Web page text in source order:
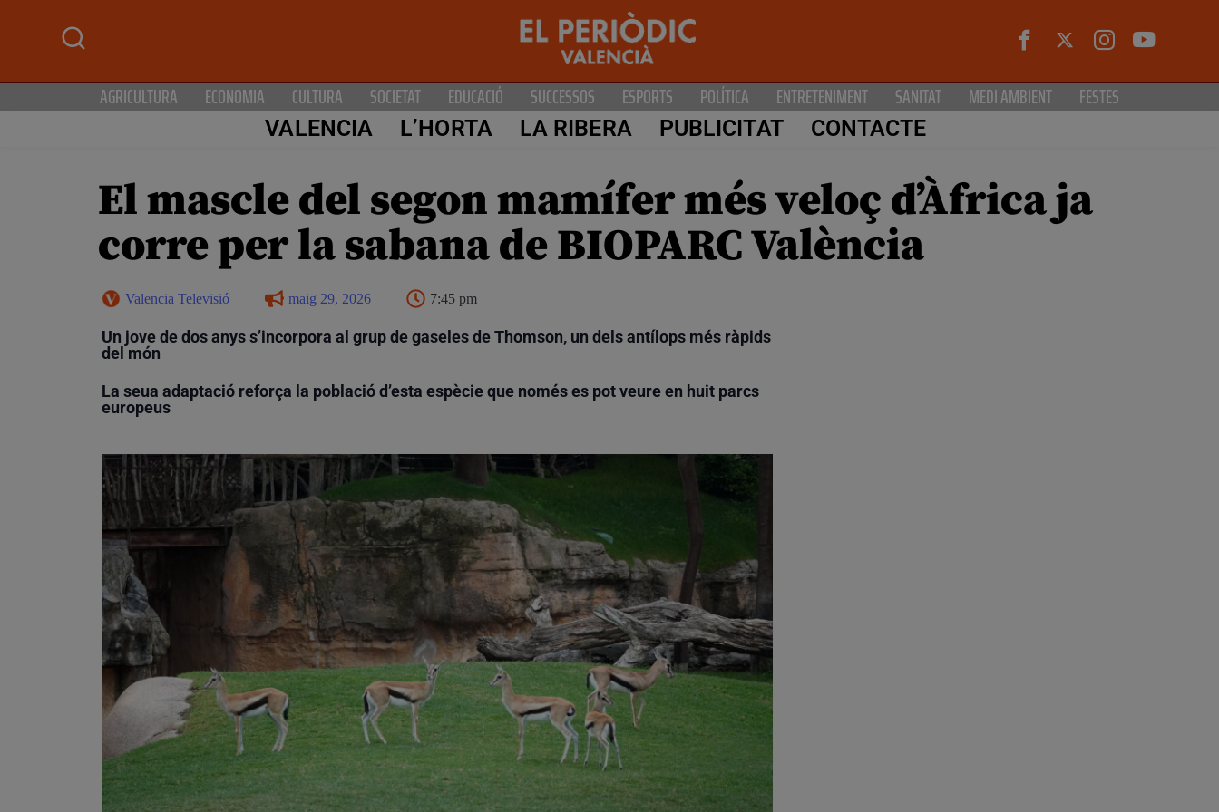
AGRICULTURA ECONOMIA CULTURA SOCIETAT EDUCACIÓ SUCCESSOS ESPORTS POLÍTICA ENTRETENIMENT SANITAT MEDI AMBIENT FESTES
VALENCIA L’HORTA LA RIBERA PUBLICITAT CONTACTE
El mascle del segon mamífer més veloç d’Àfrica ja
corre per la sabana de BIOPARC València
Valencia Televisió maig 29, 2026 7:45 pm
Un jove de dos anys s’incorpora al grup de gaseles de Thomson, un dels antílops més ràpids
del món
La seua adaptació reforça la població d’esta espècie que només es pot veure en huit parcs
europeus